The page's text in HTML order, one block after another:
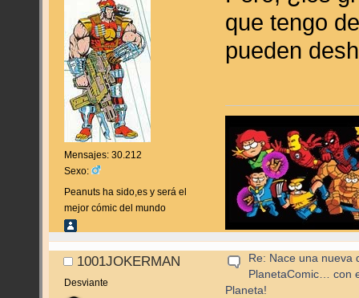
Mensajes: 30.212
Sexo:
Peanuts ha sido,es y será el
mejor cómic del mundo
que tengo
pueden
1001JOKERMAN
Desviante
Re: Nace una nueva
PlanetaComic… con
Planeta!